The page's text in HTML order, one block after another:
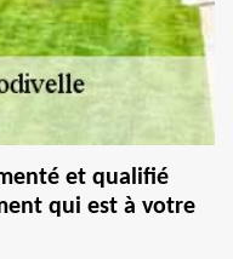
et qualifié
qui est à votre